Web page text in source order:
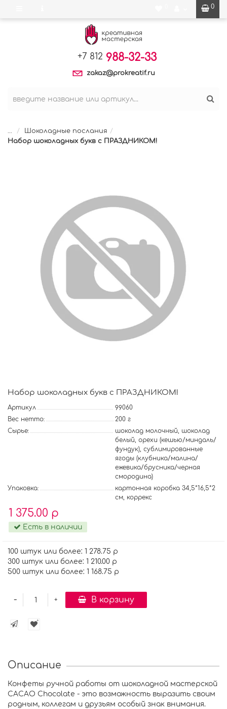
0
+7 812 988-32-33
zakaz@prokreatif.ru
...
Шоколадные послания
Набор шоколадных букв с ПРАЗДНИКОМ!
Набор шоколадных букв с ПРАЗДНИКОМ!
Артикул
99060
Вес нетто:
200 г
Сырье:
шоколад молочный, шоколад
белый, орехи (кешью/миндаль/
фундук), сублимированные
ягоды (клубника/малина/
ежевика/брусника/черная
смородина)
Упаковка:
картонная коробка 34,5*16,5*2
см, коррекс
1 375.00 р
Есть в наличии
100 штук или более: 1 278.75 р
300 штук или более: 1 210.00 р
500 штук или более: 1 168.75 р
+
- В корзину
Описание
Конфеты ручной работы от шоколадной мастерской
CACAO Chocolate - это возможность выразить своим
родным, коллегам и друзьям особый знак внимания.